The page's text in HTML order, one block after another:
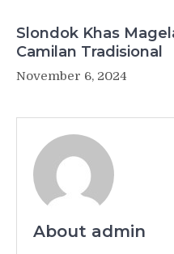
Slondok Khas
Camilan Tradisional
November 6, 2024
About admin